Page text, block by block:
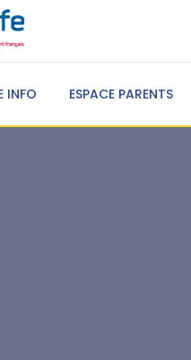
INFO ESPACE PARENTS